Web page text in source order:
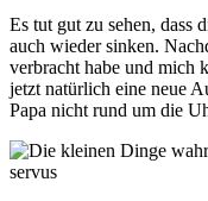
Es tut gut zu sehen, dass
auch wieder sinken.
verbracht habe und mich
jetzt natürlich eine neue
Papa nicht rund um die